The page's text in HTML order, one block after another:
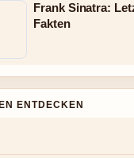
Frank Sinatra:
Fakten
ENTDECKEN